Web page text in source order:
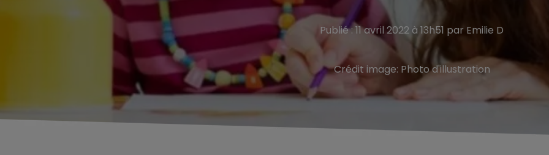
Publié : 11 avril 2022 à 13h51 par Emilie D
Crédit image: Photo d'illustration